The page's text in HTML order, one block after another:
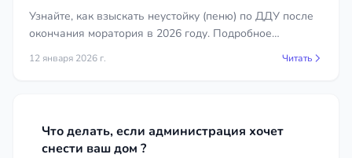
Узнайте, как взыскать неустойку (пеню) по ДДУ после
окончания моратория в 2026 году. Подробное
руководство для дольщиков.
12 января 2026 г. Читать
Что делать, если администрация хочет
снести ваш дом ?